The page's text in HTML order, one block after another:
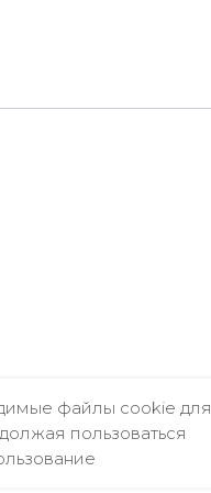
файлы cookie для
пользоваться